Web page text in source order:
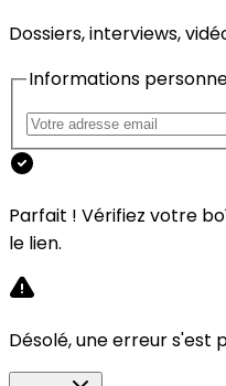
Dossiers, interviews,
Informations
Parfait ! Vérifiez votre
le lien.
Désolé, une erreur s'est